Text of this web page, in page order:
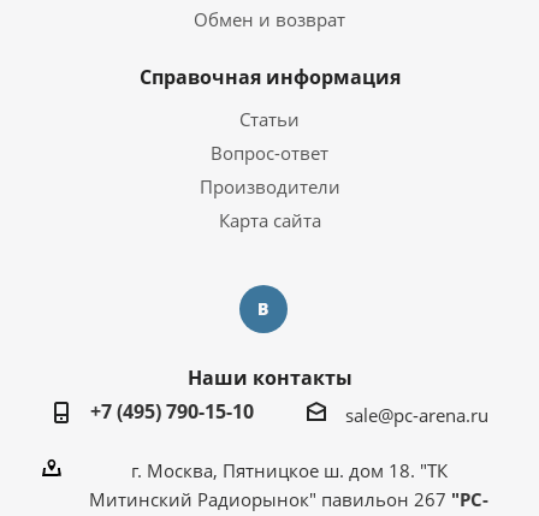
Обмен и возврат
Справочная информация
Статьи
Вопрос-ответ
Производители
Карта сайта
Наши контакты
+7 (495) 790-15-10
sale@pc-arena.ru
г. Москва, Пятницкое ш. дом 18. "ТК
Митинский Радиорынок" павильон 267 "PC-